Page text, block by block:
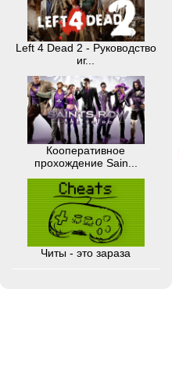
Left 4 Dead 2 - Руководство
иг...
Кооперативное
прохождение Sain...
Читы - это зараза